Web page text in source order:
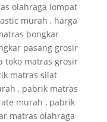
olahraga lompat
murah , harga
bongkar
pasang grosir
toko matras grosir
matras silat
, pabrik matras
murah , pabrik
matras olahraga